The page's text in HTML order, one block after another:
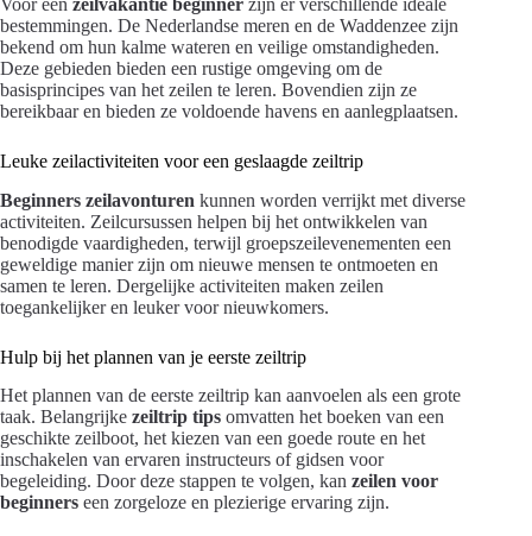
bestemmingen. De Nederlandse meren en de Waddenzee zijn
bekend om hun kalme wateren en veilige omstandigheden.
Deze gebieden bieden een rustige omgeving om de
basisprincipes van het zeilen te leren. Bovendien zijn ze
bereikbaar en bieden ze voldoende havens en aanlegplaatsen.
Leuke zeilactiviteiten voor een geslaagde zeiltrip
Beginners zeilavonturen kunnen worden verrijkt met diverse
activiteiten. Zeilcursussen helpen bij het ontwikkelen van
benodigde vaardigheden, terwijl groepszeilevenementen een
geweldige manier zijn om nieuwe mensen te ontmoeten en
samen te leren. Dergelijke activiteiten maken zeilen
toegankelijker en leuker voor nieuwkomers.
Hulp bij het plannen van je eerste zeiltrip
Het plannen van de eerste zeiltrip kan aanvoelen als een grote
taak. Belangrijke zeiltrip tips omvatten het boeken van een
geschikte zeilboot, het kiezen van een goede route en het
inschakelen van ervaren instructeurs of gidsen voor
begeleiding. Door deze stappen te volgen, kan zeilen voor
beginners een zorgeloze en plezierige ervaring zijn.